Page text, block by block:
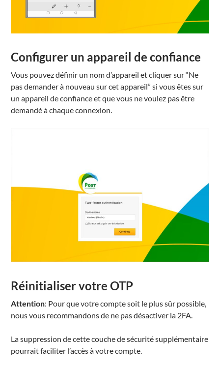
Configurer un appareil de confiance
Vous pouvez définir un nom d’appareil et cliquer sur “Ne
pas demander à nouveau sur cet appareil” si vous êtes sur
un appareil de confiance et que vous ne voulez pas être
demandé à chaque connexion.
Réinitialiser votre OTP
Attention: Pour que votre compte soit le plus sûr possible,
nous vous recommandons de ne pas désactiver la 2FA.
La suppression de cette couche de sécurité supplémentaire
pourrait faciliter l’accès à votre compte.